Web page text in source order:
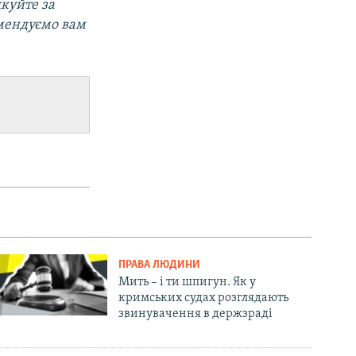
за
вам
ПРАВА ЛЮДИНИ
Мить – і ти шпигун. Як у
кримських судах розглядають
звинувачення в держзраді